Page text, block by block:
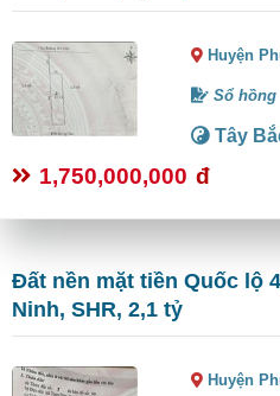
Huyện
Sổ hồng
Tây
1,750,000,000 đ
Đất nền mặt tiền Quốc lộ
Ninh, SHR, 2,1 tỷ
Huyện